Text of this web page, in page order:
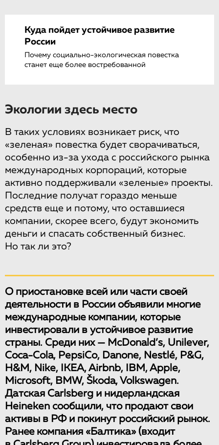
Куда пойдет устойчивое развитие
России
Почему социально-экологическая повестка
станет еще более востребованной
Экологии здесь место
В таких условиях возникает риск, что
«зеленая» повестка будет сворачиваться,
особенно из-за ухода с российского рынка
международных корпораций, которые
активно поддерживали «зеленые» проекты.
Последние получат гораздо меньше
средств еще и потому, что оставшиеся
компании, скорее всего, будут экономить
деньги и спасать собственный бизнес.
Но так ли это?
О приостановке всей или части своей
деятельности в России объявили многие
международные компании, которые
инвестировали в устойчивое развитие
страны. Среди них — McDonald’s, Unilever,
Coca-Cola, PepsiCo, Danone, Nestlé, P&G,
H&M, Nike, IKEA, Airbnb, IBM, Apple,
Microsoft, BMW, Škoda, Volkswagen.
Датская Carlsberg и нидерландская
Heineken сообщили, что продают свои
активы в РФ и покинут российский рынок.
Ранее компания «Балтика» (входит